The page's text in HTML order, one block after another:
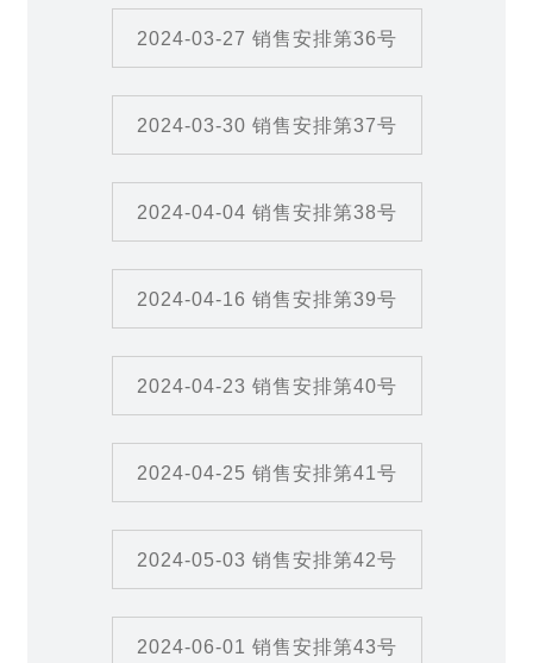
2024-03-27 销售安排第36号
2024-03-30 销售安排第37号
2024-04-04 销售安排第38号
2024-04-16 销售安排第39号
2024-04-23 销售安排第40号
2024-04-25 销售安排第41号
2024-05-03 销售安排第42号
2024-06-01 销售安排第43号